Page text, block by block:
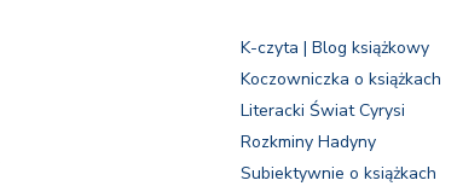
K-czyta | Blog książkowy
Koczowniczka o książkach
Literacki Świat Cyrysi
Rozkminy Hadyny
Subiektywnie o książkach